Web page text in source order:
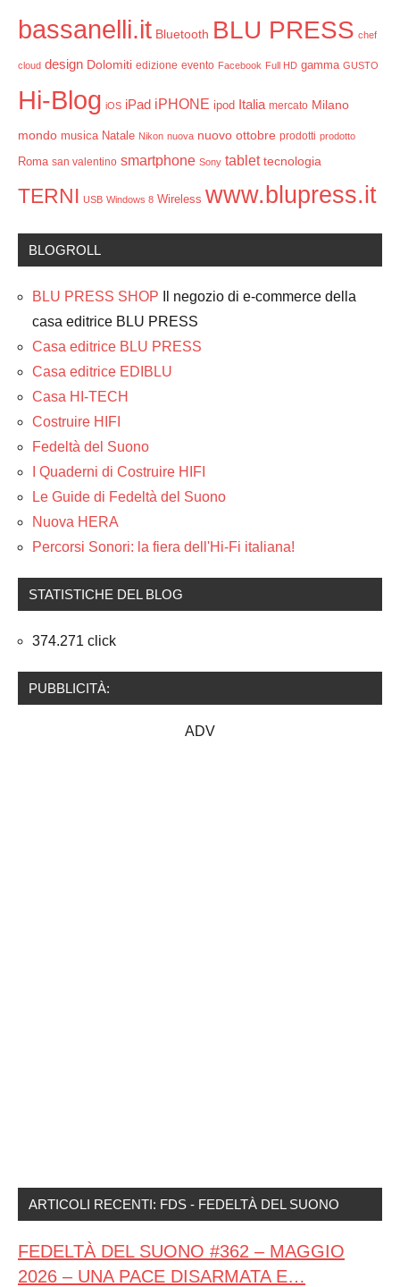
bassanelli.it Bluetooth BLU PRESS chef
cloud design Dolomiti edizione evento Facebook Full HD gamma GUSTO
Hi-Blog iOS iPad iPHONE ipod Italia mercato Milano
mondo musica Natale Nikon nuova nuovo ottobre prodotti prodotto
Roma san valentino smartphone Sony tablet tecnologia
TERNI USB Windows 8 Wireless www.blupress.it
BLOGROLL
BLU PRESS SHOP Il negozio di e-commerce della
casa editrice BLU PRESS
Casa editrice BLU PRESS
Casa editrice EDIBLU
Casa HI-TECH
Costruire HIFI
Fedeltà del Suono
I Quaderni di Costruire HIFI
Le Guide di Fedeltà del Suono
Nuova HERA
Percorsi Sonori: la fiera dell'Hi-Fi italiana!
STATISTICHE DEL BLOG
374.271 click
PUBBLICITÀ:
ADV
ARTICOLI RECENTI: FDS - FEDELTÀ DEL SUONO
FEDELTÀ DEL SUONO #362 – MAGGIO
2026 – UNA PACE DISARMATA E…